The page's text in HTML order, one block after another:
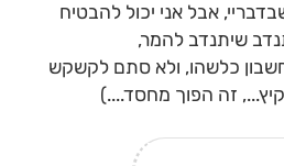
אבל אני יכול להבטיח
שיתנדב להמר,
כלשהו, ולא סתם לקשקש